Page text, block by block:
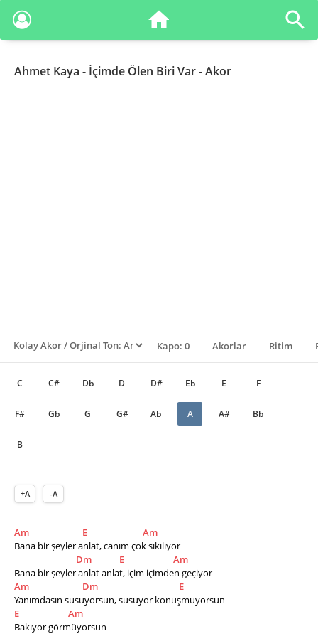
Ahmet Kaya - İçimde Ölen Biri Var - Akor
Kapo: 0 Akorlar Ritim
C C# Db D D# Eb E F
F# Gb G G# Ab A A# Bb
B
+A -A
Am E
Am
Bana bir şeyler anlat, canım çok sıkılıyor
Dm
E
Am
Bana bir şeyler anlat anlat, içim içimden geçiyor
Am
Dm
E
Yanımdasın susuyorsun, susuyor konuşmuyorsun
E
Am
Bakıyor görmüyorsun